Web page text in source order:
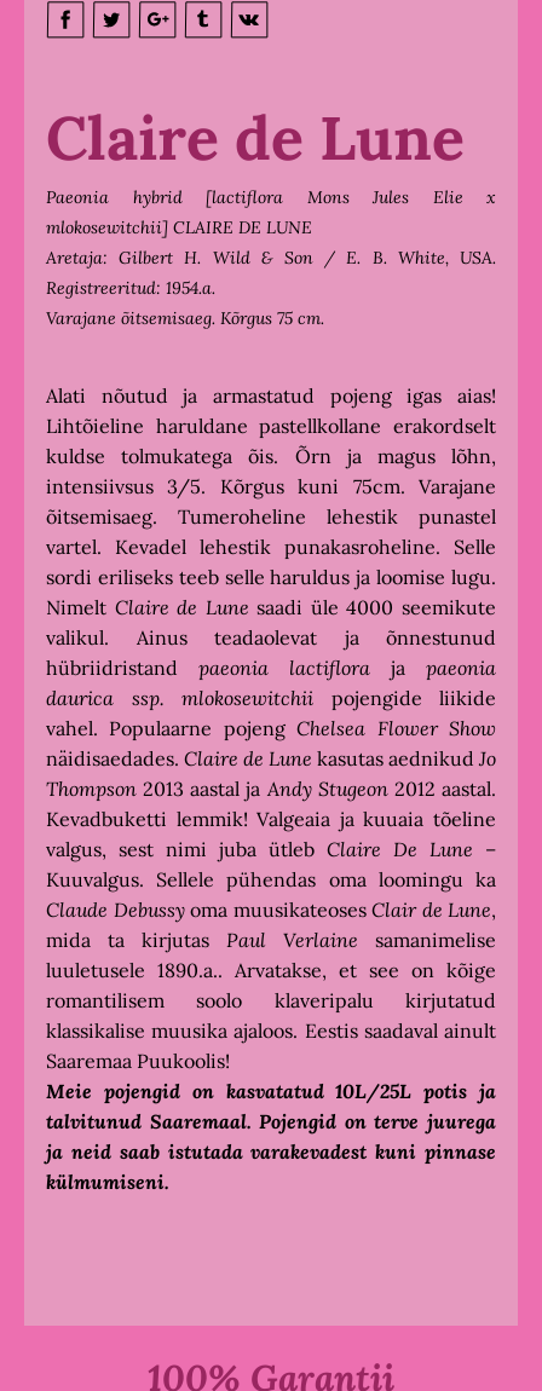
Claire de Lune
Paeonia hybrid [lactiflora Mons Jules Elie x
mlokosewitchii] CLAIRE DE LUNE
Aretaja: Gilbert H. Wild & Son / E. B. White, USA.
Registreeritud: 1954.a.
Varajane õitsemisaeg. Kõrgus 75 cm.
Alati nõutud ja armastatud pojeng igas aias!
Lihtõieline haruldane pastellkollane erakordselt
kuldse tolmukatega õis. Õrn ja magus lõhn,
intensiivsus 3/5. Kõrgus kuni 75cm. Varajane
õitsemisaeg. Tumeroheline lehestik punastel
vartel. Kevadel lehestik punakasroheline. Selle
sordi eriliseks teeb selle haruldus ja loomise lugu.
Nimelt Claire de Lune saadi üle 4000 seemikute
valikul. Ainus teadaolevat ja õnnestunud
hübriidristand paeonia lactiflora ja paeonia
daurica ssp.
mlokosewitchii pojengide liikide
vahel. Populaarne pojengChelsea Flower Show
näidisaedades. Claire de Lune kasutas aednikud Jo
Thompson 2013 aastal jaAndy Stugeon2012 aastal.
Kevadbuketti lemmik! Valgeaia ja kuuaia tõeline
valgus, sest nimi juba ütleb Claire De Lune –
Kuuvalgus. Sellele pühendas oma loomingu ka
Claude Debussyoma muusikateoses Clair de Lune,
mida ta kirjutas Paul Verlaine samanimelise
luuletusele 1890.a.. Arvatakse, et see on kõige
romantilisem soolo klaveripalu kirjutatud
klassikalise muusika ajaloos. Eestis saadaval ainult
Saaremaa Puukoolis!
Meie pojengid on kasvatatud 10L/25L potis ja
talvitunud Saaremaal. Pojengid on terve juurega
ja neid saab istutada varakevadest kuni pinnase
külmumiseni.
100% Garantii